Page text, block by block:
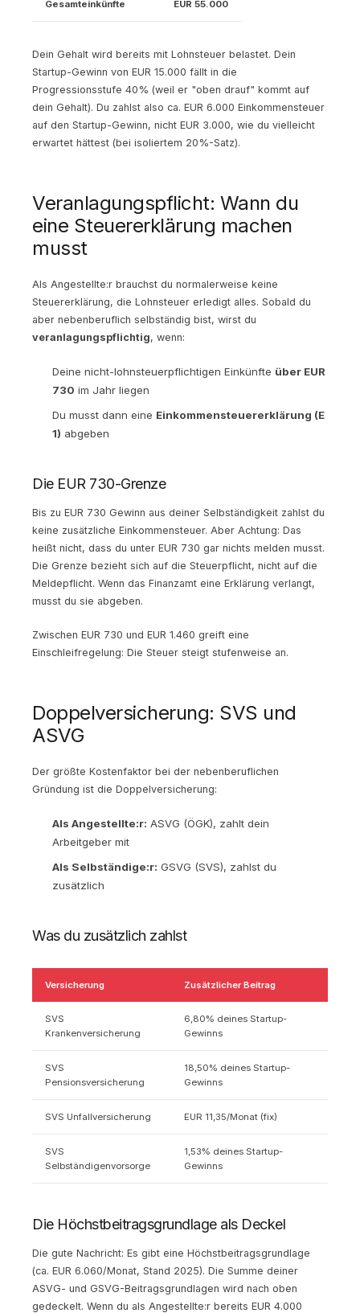
Gesamteinkünfte EUR 55.000
Dein Gehalt wird bereits mit Lohnsteuer belastet. Dein
Startup-Gewinn von EUR 15.000 fällt in die
Progressionsstufe 40% (weil er "oben drauf" kommt auf
dein Gehalt). Du zahlst also ca. EUR 6.000 Einkommensteuer
auf den Startup-Gewinn, nicht EUR 3.000, wie du vielleicht
erwartet hättest (bei isoliertem 20%-Satz).
Veranlagungspflicht: Wann du
eine Steuererklärung machen
musst
Als Angestellte:r brauchst du normalerweise keine
Steuererklärung, die Lohnsteuer erledigt alles. Sobald du
aber nebenberuflich selbständig bist, wirst du
veranlagungspflichtig, wenn:
Deine nicht-lohnsteuerpflichtigen Einkünfte über EUR
730 im Jahr liegen
Du musst dann eine Einkommensteuererklärung (E
1) abgeben
Die EUR 730-Grenze
Bis zu EUR 730 Gewinn aus deiner Selbständigkeit zahlst du
keine zusätzliche Einkommensteuer. Aber Achtung: Das
heißt nicht, dass du unter EUR 730 gar nichts melden musst.
Die Grenze bezieht sich auf die Steuerpflicht, nicht auf die
Meldepflicht. Wenn das Finanzamt eine Erklärung verlangt,
musst du sie abgeben.
Zwischen EUR 730 und EUR 1.460 greift eine
Einschleifregelung: Die Steuer steigt stufenweise an.
Doppelversicherung: SVS und
ASVG
Der größte Kostenfaktor bei der nebenberuflichen
Gründung ist die Doppelversicherung:
Als Angestellte:r: ASVG (ÖGK), zahlt dein
Arbeitgeber mit
Als Selbständige:r: GSVG (SVS), zahlst du
zusätzlich
Was du zusätzlich zahlst
Versicherung Zusätzlicher Beitrag
SVS
Krankenversicherung
6,80% deines Startup-
Gewinns
SVS
Pensionsversicherung
18,50% deines Startup-
Gewinns
SVS Unfallversicherung EUR 11,35/Monat (fix)
SVS
Selbständigenvorsorge
1,53% deines Startup-
Gewinns
Die Höchstbeitragsgrundlage als Deckel
Die gute Nachricht: Es gibt eine Höchstbeitragsgrundlage
(ca. EUR 6.060/Monat, Stand 2025). Die Summe deiner
ASVG- und GSVG-Beitragsgrundlagen wird nach oben
gedeckelt. Wenn du als Angestellte:r bereits EUR 4.000